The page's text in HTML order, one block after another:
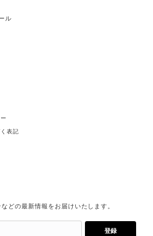
ル
表記
どの最新情報をお届けいたします。
登録